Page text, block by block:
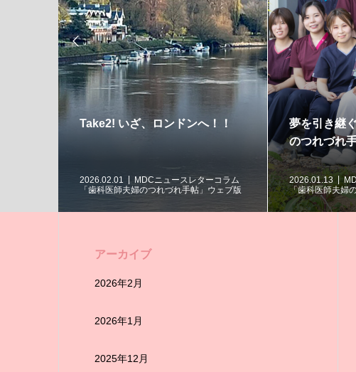

ぐ 〜歯科医師夫婦
MDCニュースレターコラム
のつれづれ手帖」ウェブ版
１日休養、１日教養 〜歯科医
師夫婦のつれづれ手帖Vol 136
2025.12.13
MDCニュースレターコラム
「歯科医師夫婦のつれづれ手帖」ウェブ版
アーカイブ
2026年2月
2026年1月
2025年12月